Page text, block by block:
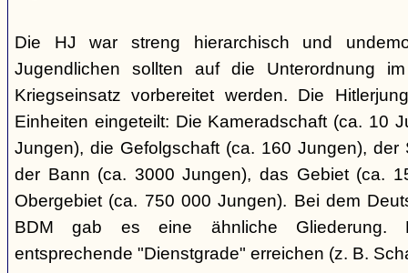
Die HJ war streng hierarchisch und
Jugendlichen sollten auf die Unterordnung
Kriegseinsatz vorbereitet werden. Die
Einheiten eingeteilt: Die Kameradschaft (ca. 10
Jungen), die Gefolgschaft (ca. 160 Jungen), der
der Bann (ca. 3000 Jungen), das Gebiet (ca.
Obergebiet (ca. 750 000 Jungen). Bei dem
BDM gab es eine ähnliche Gliederung.
entsprechende "Dienstgrade" erreichen (z. B.